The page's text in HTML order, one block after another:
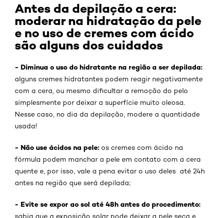
Antes da depilação a cera:
moderar na hidratação da pele
e no uso de cremes com ácido
são alguns dos cuidados
- Diminua o uso do hidratante na região a ser depilada:
alguns cremes hidratantes podem reagir negativamente
com a cera, ou mesmo dificultar a remoção do pelo
simplesmente por deixar a superfície muito oleosa.
Nesse caso, no dia da depilação, modere a quantidade
usada!
- Não use ácidos na pele: os cremes com ácido na
fórmula podem manchar a pele em contato com a cera
quente e, por isso, vale a pena evitar o uso deles até 24h
antes na região que será depilada;
- Evite se expor ao sol até 48h antes do procedimento:
sabia que a exposição solar pode deixar a pele seca e